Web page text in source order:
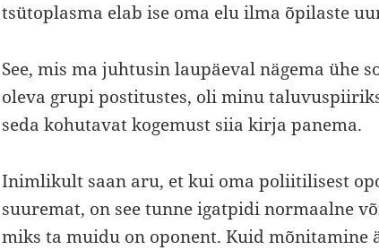
tsütoplasma elab ise oma elu ilma õpilaste
See, mis ma juhtusin laupäeval nägema ühe
oleva grupi postitustes, oli minu
seda kohutavat kogemust siia kirja panema.
Inimlikult saan aru, et kui oma poliitilisest
suuremat, on see tunne igatpidi normaalne
miks ta muidu on oponent. Kuid mõnitamine